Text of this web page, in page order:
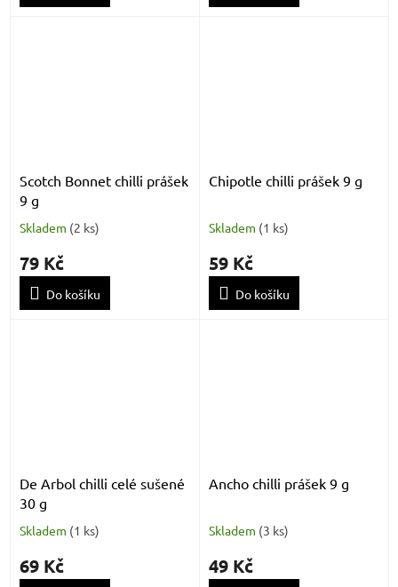
Scotch Bonnet chilli prášek
9 g
Skladem (2 ks)
79 Kč
Do košíku
Chipotle chilli prášek 9 g
Skladem (1 ks)
59 Kč
Do košíku
De Arbol chilli celé sušené
30 g
Skladem (1 ks)
69 Kč
Ancho chilli prášek 9 g
Skladem (3 ks)
49 Kč